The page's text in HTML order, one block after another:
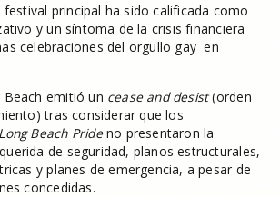
festival principal ha sido calificada como
y un síntoma de la crisis financiera
celebraciones del orgullo gay en
Beach emitió un cease and desist(orden
tras considerar que los
Long Beach Prideno presentaron la
de seguridad, planos estructurales,
y planes de emergencia, a pesar de
concedidas.